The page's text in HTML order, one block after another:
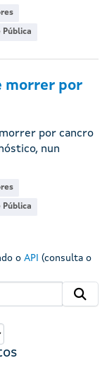
Pública
morrer por
por cancro
nun
Pública
o API (consulta o